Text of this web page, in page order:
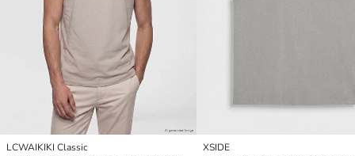
LCWAIKIKI Classic
XSIDE